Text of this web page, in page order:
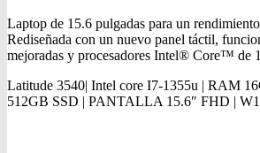
Laptop de 15.6 pulgadas para un
Rediseñada con un nuevo panel táctil,
mejoradas y procesadores Intel® Core™ de
Latitude 3540| Intel core I7-1355u | RAM
512GB SSD | PANTALLA 15.6″ FHD |